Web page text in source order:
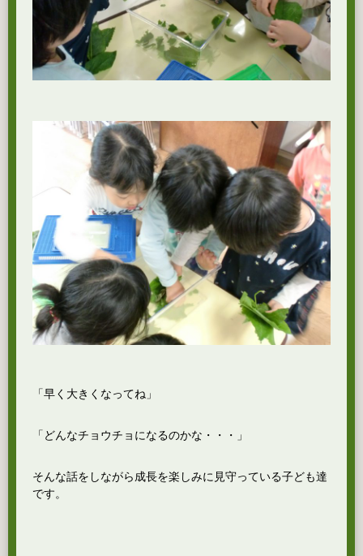
「早く大きくなってね」
「どんなチョウチョになるのかな・・・」
そんな話をしながら成長を楽しみに見守っている子ども達
です。